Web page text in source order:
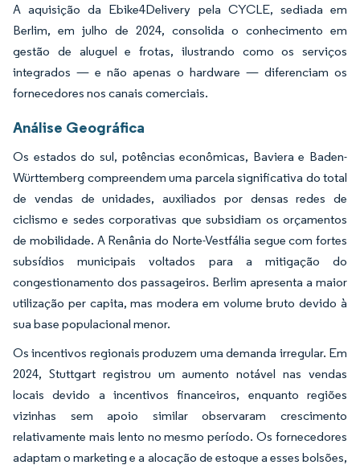
A aquisição da Ebike4Delivery pela CYCLE, sediada em
Berlim, em julho de 2024, consolida o conhecimento em
gestão de aluguel e frotas, ilustrando como os serviços
integrados — e não apenas o hardware — diferenciam os
fornecedores nos canais comerciais.
Análise Geográfica
Os estados do sul, potências econômicas, Baviera e Baden-
Württemberg compreendem uma parcela significativa do total
de vendas de unidades, auxiliados por densas redes de
ciclismo e sedes corporativas que subsidiam os orçamentos
de mobilidade. A Renânia do Norte-Vestfália segue com fortes
subsídios municipais voltados para a mitigação do
congestionamento dos passageiros. Berlim apresenta a maior
utilização per capita, mas modera em volume bruto devido à
sua base populacional menor.
Os incentivos regionais produzem uma demanda irregular. Em
2024, Stuttgart registrou um aumento notável nas vendas
locais devido a incentivos financeiros, enquanto regiões
vizinhas sem apoio similar observaram crescimento
relativamente mais lento no mesmo período. Os fornecedores
adaptam o marketing e a alocação de estoque a esses bolsões,